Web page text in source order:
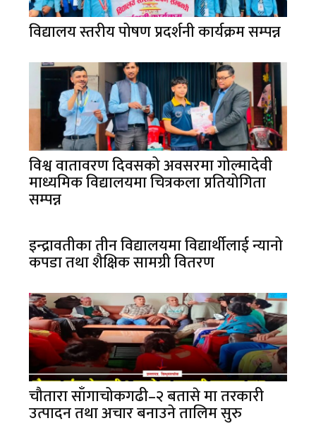
विद्यालय स्तरीय पोषण प्रदर्शनी कार्यक्रम सम्पन्न
विश्व वातावरण दिवसको अवसरमा गोल्मादेवी
माध्यमिक विद्यालयमा चित्रकला प्रतियोगिता
सम्पन्न
इन्द्रावतीका तीन विद्यालयमा विद्यार्थीलाई न्यानो
कपडा तथा शैक्षिक सामग्री वितरण
चौतारा साँगाचोकगढी–२ बतासे मा तरकारी
उत्पादन तथा अचार बनाउने तालिम सुरु